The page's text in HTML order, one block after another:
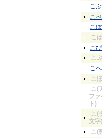
こぶ
こべ
こぼ
こぱ
こぴ
こぷ
こぺ
こぽ
こ(
ファ
ト)
こ(
文字)
こ(